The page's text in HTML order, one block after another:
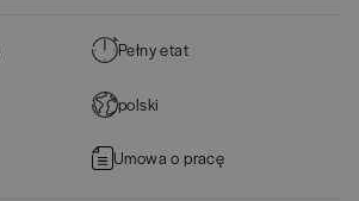
Pełny etat
polski
Umowa o pracę